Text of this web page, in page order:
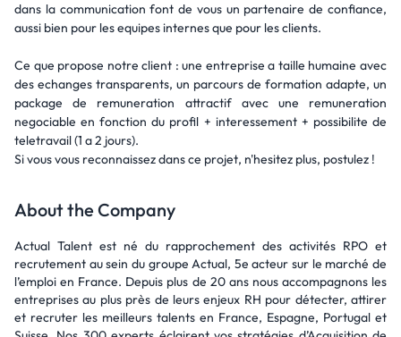
dans la communication font de vous un partenaire de confiance,
aussi bien pour les equipes internes que pour les clients.
Ce que propose notre client : une entreprise a taille humaine avec
des echanges transparents, un parcours de formation adapte, un
package de remuneration attractif avec une remuneration
negociable en fonction du profil + interessement + possibilite de
teletravail (1 a 2 jours).
Si vous vous reconnaissez dans ce projet, n'hesitez plus, postulez !
About the Company
Actual Talent est né du rapprochement des activités RPO et
recrutement au sein du groupe Actual, 5e acteur sur le marché de
l’emploi en France. Depuis plus de 20 ans nous accompagnons les
entreprises au plus près de leurs enjeux RH pour détecter, attirer
et recruter les meilleurs talents en France, Espagne, Portugal et